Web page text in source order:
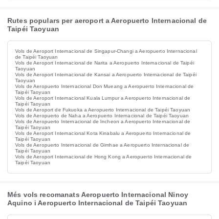
Rutes populars per aeroport a Aeropuerto Internacional de
Taipéi Taoyuan
Vols de Aeroport Internacional de Singapur-Changi a Aeropuerto Internacional
de Taipéi Taoyuan
Vols de Aeroport Internacional de Narita a Aeropuerto Internacional de Taipéi
Taoyuan
Vols de Aeroport Internacional de Kansai a Aeropuerto Internacional de Taipéi
Taoyuan
Vols de Aeropuerto Internacional Don Mueang a Aeropuerto Internacional de
Taipéi Taoyuan
Vols de Aeroport Internacional Kuala Lumpur a Aeropuerto Internacional de
Taipéi Taoyuan
Vols de Aeroport de Fukuoka a Aeropuerto Internacional de Taipéi Taoyuan
Vols de Aeropuerto de Naha a Aeropuerto Internacional de Taipéi Taoyuan
Vols de Aeropuerto Internacional de Incheon a Aeropuerto Internacional de
Taipéi Taoyuan
Vols de Aeroport Internacional Kota Kinabalu a Aeropuerto Internacional de
Taipéi Taoyuan
Vols de Aeropuerto Internacional de Gimhae a Aeropuerto Internacional de
Taipéi Taoyuan
Vols de Aeroport Internacional de Hong Kong a Aeropuerto Internacional de
Taipéi Taoyuan
Més vols recomanats Aeropuerto Internacional Ninoy
Aquino i Aeropuerto Internacional de Taipéi Taoyuan